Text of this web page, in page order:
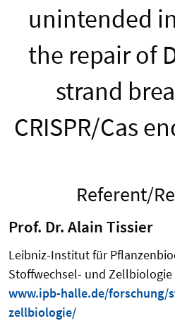
unintended
the repair of
strand
CRISPR/Cas
Referent/
Prof. Dr. Alain Tissier
Leibniz-Institut für
Stoffwechsel- und Zellbiologie
www.ipb-halle.de/forschung/
zellbiologie/